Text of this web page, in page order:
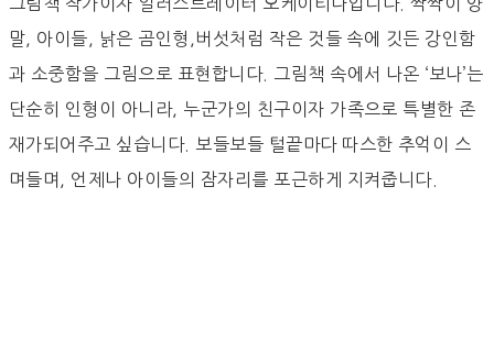
말, 아이들, 낡은 곰인형,버섯처럼 작은 것들 속에 깃든 강인함
과 소중함을 그림으로 표현합니다. 그림책 속에서 나온 ‘보나’는
단순히 인형이 아니라, 누군가의 친구이자 가족으로 특별한 존
재가되어주고 싶습니다. 보들보들 털끝마다 따스한 추억이 스
며들며, 언제나 아이들의 잠자리를 포근하게 지켜줍니다.